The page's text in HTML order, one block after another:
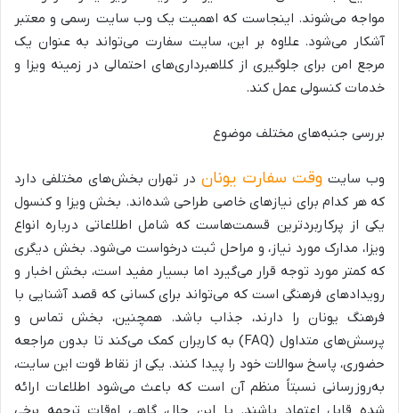
مواجه می‌شوند. اینجاست که اهمیت یک وب سایت رسمی و معتبر
آشکار می‌شود. علاوه بر این، سایت سفارت می‌تواند به عنوان یک
مرجع امن برای جلوگیری از کلاهبرداری‌های احتمالی در زمینه ویزا و
خدمات کنسولی عمل کند.
بررسی جنبه‌های مختلف موضوع
وب سایت وقت سفارت یونان در تهران بخش‌های مختلفی دارد
که هر کدام برای نیازهای خاصی طراحی شده‌اند. بخش ویزا و کنسول
یکی از پرکاربردترین قسمت‌هاست که شامل اطلاعاتی درباره انواع
ویزا، مدارک مورد نیاز، و مراحل ثبت درخواست می‌شود. بخش دیگری
که کمتر مورد توجه قرار می‌گیرد اما بسیار مفید است، بخش اخبار و
رویدادهای فرهنگی است که می‌تواند برای کسانی که قصد آشنایی با
فرهنگ یونان را دارند، جذاب باشد. همچنین، بخش تماس و
پرسش‌های متداول (FAQ) به کاربران کمک می‌کند تا بدون مراجعه
حضوری، پاسخ سوالات خود را پیدا کنند. یکی از نقاط قوت این سایت،
به‌روزرسانی نسبتاً منظم آن است که باعث می‌شود اطلاعات ارائه